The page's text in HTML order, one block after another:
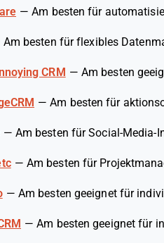
—Am besten für
Am besten für flexibles
CRM — Am besten
—Am besten für
— Am besten für Social-Media-
— Am besten für
— Am besten geeignet für
—Am besten geeignet für